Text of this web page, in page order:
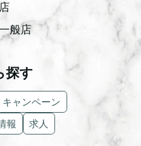
般店
探す
キャンペーン
報 求人